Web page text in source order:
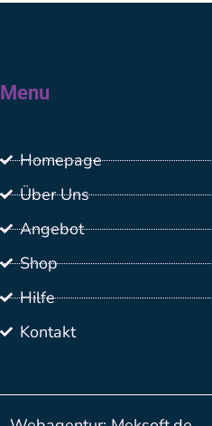
Menu
Homepage
Über Uns
Angebot
Shop
Hilfe
Kontakt